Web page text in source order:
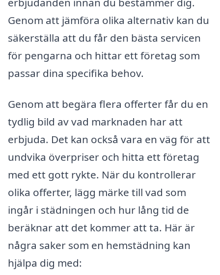
Genom att jämföra olika alternativ kan du
säkerställa att du får den bästa servicen
för pengarna och hittar ett företag som
passar dina specifika behov.
Genom att begära flera offerter får du en
tydlig bild av vad marknaden har att
erbjuda. Det kan också vara en väg för att
undvika överpriser och hitta ett företag
med ett gott rykte. När du kontrollerar
olika offerter, lägg märke till vad som
ingår i städningen och hur lång tid de
beräknar att det kommer att ta. Här är
några saker som en hemstädning kan
hjälpa dig med: